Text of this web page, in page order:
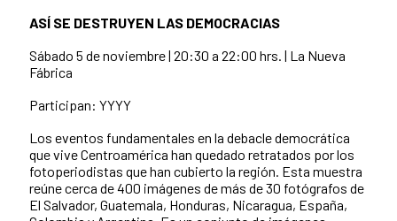
ASÍ SE DESTRUYEN LAS DEMOCRACIAS
Sábado 5 de noviembre | 20:30 a 22:00 hrs. | La Nueva
Fábrica
Participan: YYYY
Los eventos fundamentales en la debacle democrática
que vive Centroamérica han quedado retratados por los
fotoperiodistas que han cubierto la región. Esta muestra
reúne cerca de 400 imágenes de más de 30 fotógrafos de
El Salvador, Guatemala, Honduras, Nicaragua, España,